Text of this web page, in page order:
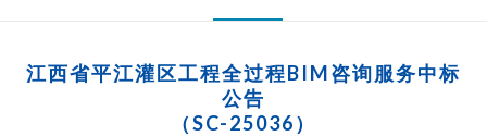
江西省平江灌区工程全过程BIM咨询服务中标
公告
（SC-25036）